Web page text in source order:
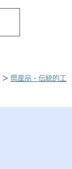
> 県産品・伝統的工